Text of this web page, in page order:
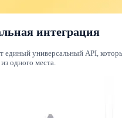
интеграция
единый универсальный API,
одного места.